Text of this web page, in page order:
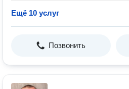
Ещё 10 услуг
Позвонить